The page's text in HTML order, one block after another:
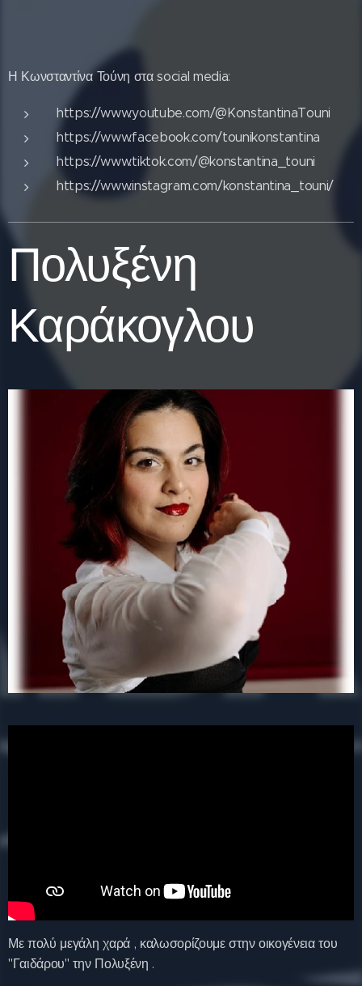
Η Κωνσταντίνα Τούνη στα social media:
https://www.youtube.com/@KonstantinaTouni
https://www.facebook.com/tounikonstantina
https://www.tiktok.com/@konstantina_touni
https://www.instagram.com/konstantina_touni/
Πολυξένη
Καράκογλου
Με πολύ μεγάλη χαρά , καλωσορίζουμε στην οικογένεια του
"Γαιδάρου" την Πολυξένη .